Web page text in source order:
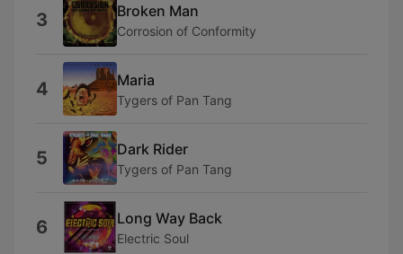
3 Broken Man
Corrosion of Conformity
4 Maria
Tygers of Pan Tang
5 Dark Rider
Tygers of Pan Tang
6 Long Way Back
Electric Soul